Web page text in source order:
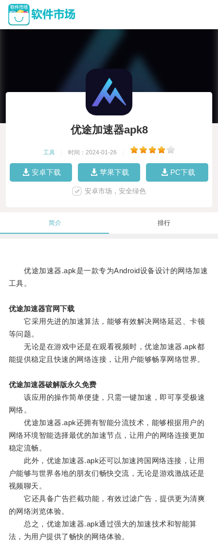
优途加速器apk8
工具 时间：2024-01-26
安卓下载 苹果下载 PC下载
安卓市场，安全绿色
简介 排行
优途加速器.apk是一款专为Android设备设计的网络加速
工具。
优途加速器官网下载
它采用先进的加速算法，能够有效解决网络延迟、卡顿
等问题。
无论是在游戏中还是在观看视频时，优途加速器.apk都
能提供稳定且快速的网络连接，让用户能够畅享网络世界。
优途加速器破解版永久免费
该应用的操作简单便捷，只需一键加速，即可享受极速
网络。
优途加速器.apk还拥有智能分流技术，能够根据用户的
网络环境智能选择最优的加速节点，让用户的网络连接更加
稳定流畅。
此外，优途加速器.apk还可以加速跨国网络连接，让用
户能够与世界各地的朋友们畅快交流，无论是游戏激战还是
视频聊天。
它还具备广告拦截功能，有效过滤广告，提供更为清爽
的网络浏览体验。
总之，优途加速器.apk通过强大的加速技术和智能算
法，为用户提供了畅快的网络体验。